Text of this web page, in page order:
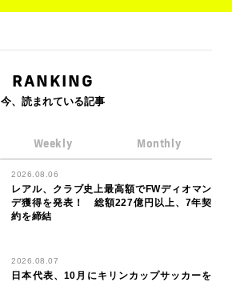
RANKING
今、読まれている記事
Weekly Monthly
2026.08.06
レアル、クラブ史上最高額でFWディオマン
デ獲得を発表！ 総額227億円以上、7年契
約を締結
2026.08.07
日本代表、10月にキリンカップサッカーを